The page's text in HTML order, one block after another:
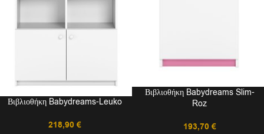
Βιβλιοθήκη Babydreams Slim-
Roz
193,70 €
Βιβλιοθήκη Babydreams-Leuko
218,90 €